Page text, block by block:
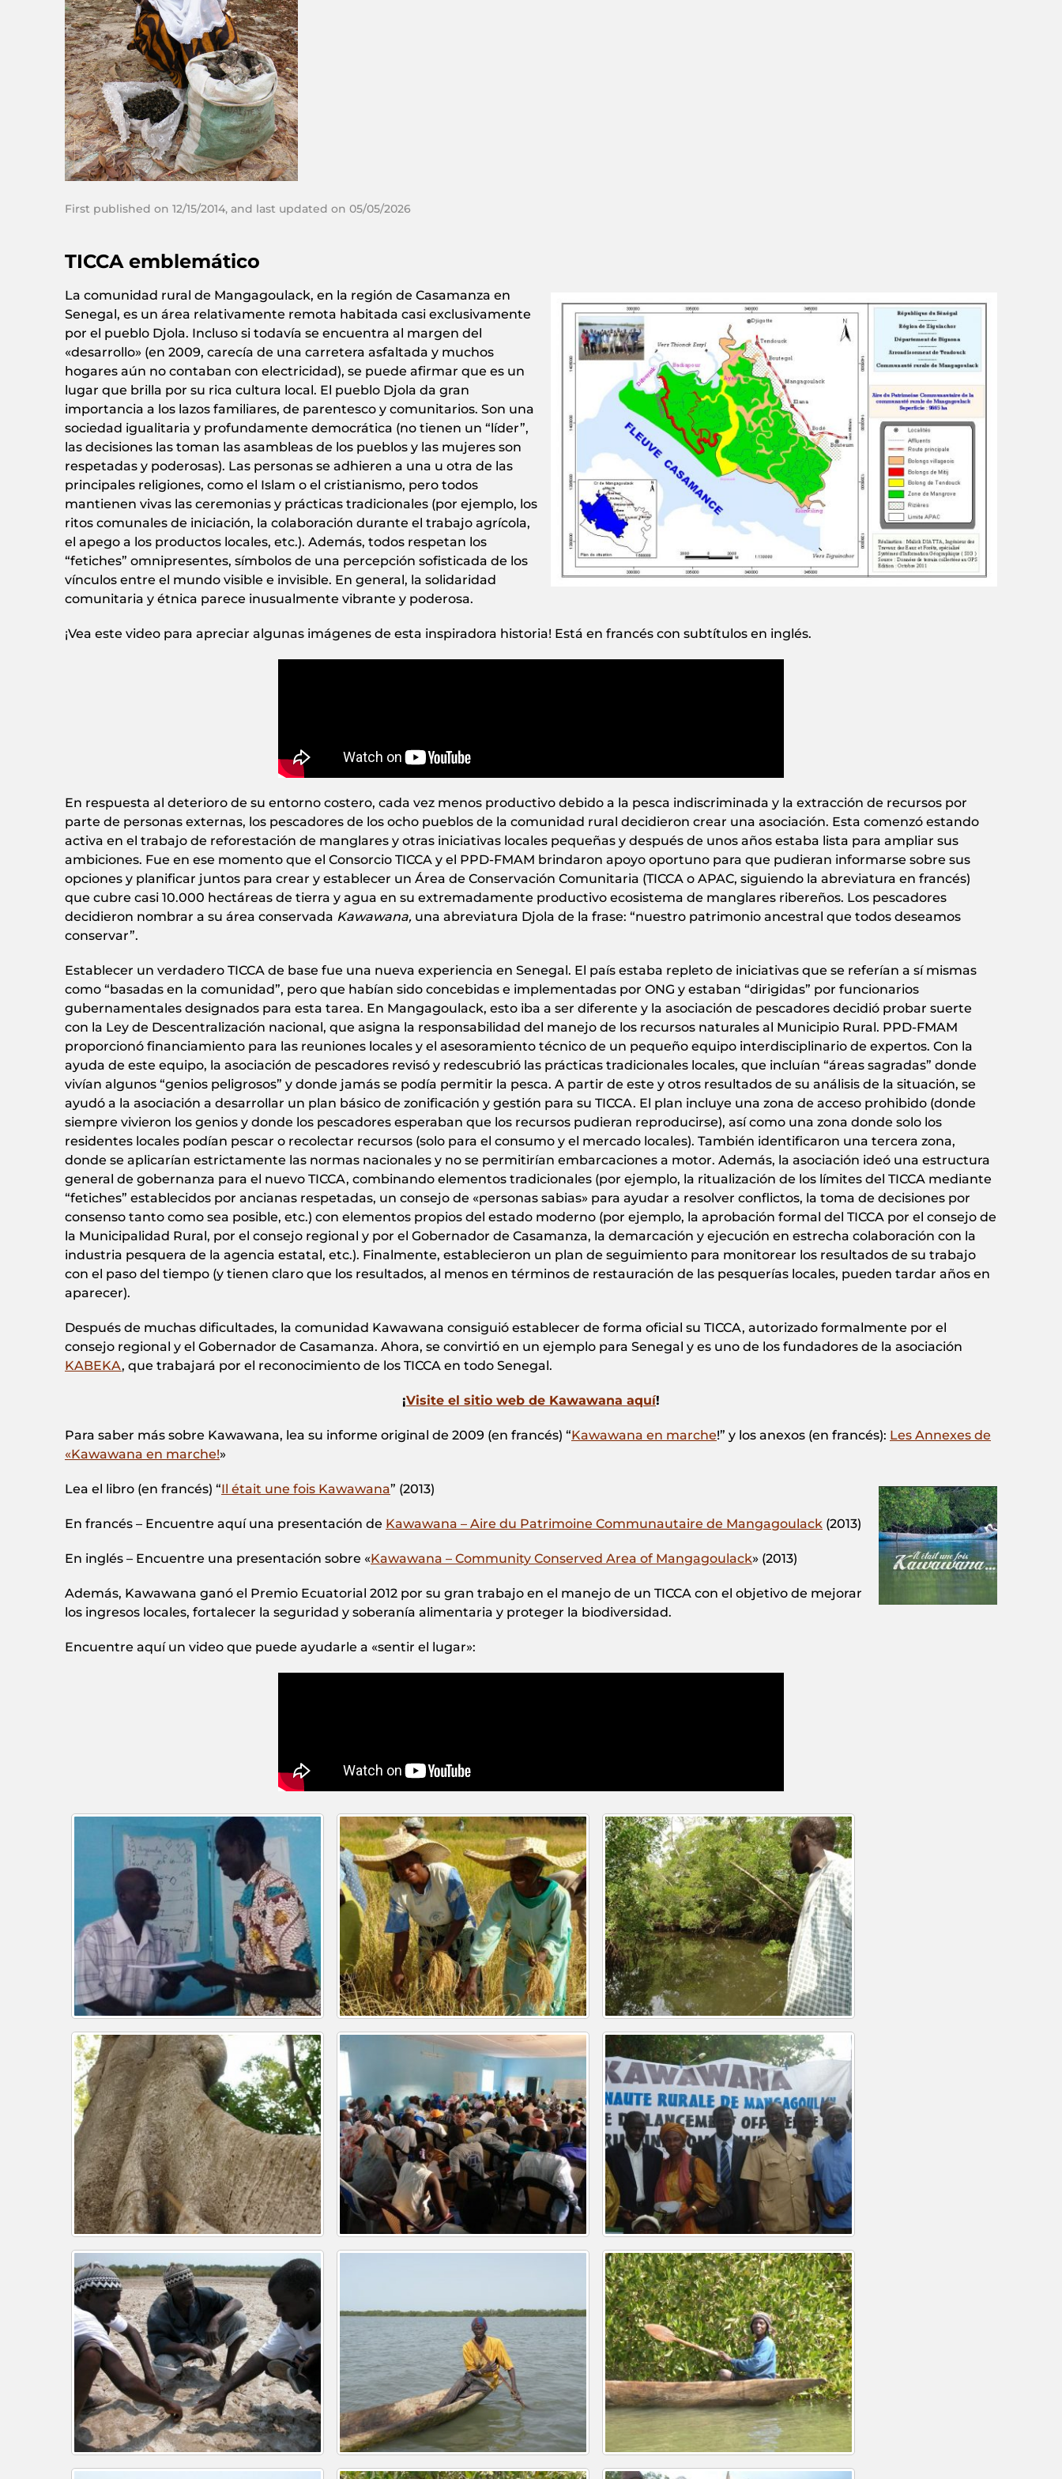
First published on 12/15/2014, and last updated on 05/05/2026
TICCA emblemático
La comunidad rural de Mangagoulack, en la región de Casamanza en
Senegal, es un área relativamente remota habitada casi exclusivamente
por el pueblo Djola. Incluso si todavía se encuentra al margen del
«desarrollo» (en 2009, carecía de una carretera asfaltada y muchos
hogares aún no contaban con electricidad), se puede afirmar que es un
lugar que brilla por su rica cultura local. El pueblo Djola da gran
importancia a los lazos familiares, de parentesco y comunitarios. Son una
sociedad igualitaria y profundamente democrática (no tienen un “líder”,
las decisiones las toman las asambleas de los pueblos y las mujeres son
respetadas y poderosas). Las personas se adhieren a una u otra de las
principales religiones, como el Islam o el cristianismo, pero todos
mantienen vivas las ceremonias y prácticas tradicionales (por ejemplo, los
ritos comunales de iniciación, la colaboración durante el trabajo agrícola,
el apego a los productos locales, etc.). Además, todos respetan los
“fetiches” omnipresentes, símbolos de una percepción sofisticada de los
vínculos entre el mundo visible e invisible. En general, la solidaridad
comunitaria y étnica parece inusualmente vibrante y poderosa.
¡Vea este video para apreciar algunas imágenes de esta inspiradora historia! Está en francés con subtítulos en inglés.
En respuesta al deterioro de su entorno costero, cada vez menos productivo debido a la pesca indiscriminada y la extracción de recursos por
parte de personas externas, los pescadores de los ocho pueblos de la comunidad rural decidieron crear una asociación. Esta comenzó estando
activa en el trabajo de reforestación de manglares y otras iniciativas locales pequeñas y después de unos años estaba lista para ampliar sus
ambiciones. Fue en ese momento que el Consorcio TICCA y el PPD-FMAM brindaron apoyo oportuno para que pudieran informarse sobre sus
opciones y planificar juntos para crear y establecer un Área de Conservación Comunitaria (TICCA o APAC, siguiendo la abreviatura en francés)
que cubre casi 10.000 hectáreas de tierra y agua en su extremadamente productivo ecosistema de manglares ribereños. Los pescadores
decidieron nombrar a su área conservada Kawawana, una abreviatura Djola de la frase: “nuestro patrimonio ancestral que todos deseamos
conservar”.
Establecer un verdadero TICCA de base fue una nueva experiencia en Senegal. El país estaba repleto de iniciativas que se referían a sí mismas
como “basadas en la comunidad”, pero que habían sido concebidas e implementadas por ONG y estaban “dirigidas” por funcionarios
gubernamentales designados para esta tarea. En Mangagoulack, esto iba a ser diferente y la asociación de pescadores decidió probar suerte
con la Ley de Descentralización nacional, que asigna la responsabilidad del manejo de los recursos naturales al Municipio Rural. PPD-FMAM
proporcionó financiamiento para las reuniones locales y el asesoramiento técnico de un pequeño equipo interdisciplinario de expertos. Con la
ayuda de este equipo, la asociación de pescadores revisó y redescubrió las prácticas tradicionales locales, que incluían “áreas sagradas” donde
vivían algunos “genios peligrosos” y donde jamás se podía permitir la pesca. A partir de este y otros resultados de su análisis de la situación, se
ayudó a la asociación a desarrollar un plan básico de zonificación y gestión para su TICCA. El plan incluye una zona de acceso prohibido (donde
siempre vivieron los genios y donde los pescadores esperaban que los recursos pudieran reproducirse), así como una zona donde solo los
residentes locales podían pescar o recolectar recursos (solo para el consumo y el mercado locales). También identificaron una tercera zona,
donde se aplicarían estrictamente las normas nacionales y no se permitirían embarcaciones a motor. Además, la asociación ideó una estructura
general de gobernanza para el nuevo TICCA, combinando elementos tradicionales (por ejemplo, la ritualización de los límites del TICCA mediante
“fetiches” establecidos por ancianas respetadas, un consejo de «personas sabias» para ayudar a resolver conflictos, la toma de decisiones por
consenso tanto como sea posible, etc.) con elementos propios del estado moderno (por ejemplo, la aprobación formal del TICCA por el consejo de
la Municipalidad Rural, por el consejo regional y por el Gobernador de Casamanza, la demarcación y ejecución en estrecha colaboración con la
industria pesquera de la agencia estatal, etc.). Finalmente, establecieron un plan de seguimiento para monitorear los resultados de su trabajo
con el paso del tiempo (y tienen claro que los resultados, al menos en términos de restauración de las pesquerías locales, pueden tardar años en
aparecer).
Después de muchas dificultades, la comunidad Kawawana consiguió establecer de forma oficial su TICCA, autorizado formalmente por el
consejo regional y el Gobernador de Casamanza. Ahora, se convirtió en un ejemplo para Senegal y es uno de los fundadores de la asociación
KABEKA, que trabajará por el reconocimiento de los TICCA en todo Senegal.
¡Visite el sitio web de Kawawana aquí!
Para saber más sobre Kawawana, lea su informe original de 2009 (en francés) “Kawawana en marche!” y los anexos (en francés): Les Annexes de
«Kawawana en marche!»
Lea el libro (en francés) “Il était une fois Kawawana” (2013)
En francés – Encuentre aquí una presentación de Kawawana – Aire du Patrimoine Communautaire de Mangagoulack (2013)
En inglés – Encuentre una presentación sobre «Kawawana – Community Conserved Area of Mangagoulack» (2013)
Además, Kawawana ganó el Premio Ecuatorial 2012 por su gran trabajo en el manejo de un TICCA con el objetivo de mejorar
los ingresos locales, fortalecer la seguridad y soberanía alimentaria y proteger la biodiversidad.
Encuentre aquí un video que puede ayudarle a «sentir el lugar»: